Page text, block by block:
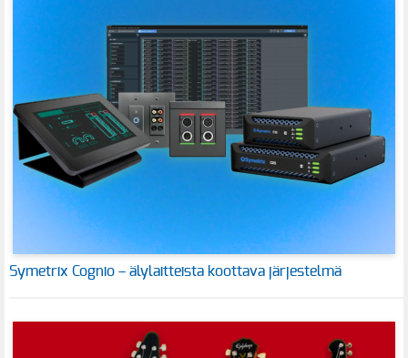
Symetrix Cognio – älylaitteista koottava järjestelmä